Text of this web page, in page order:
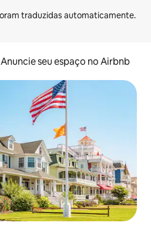
Anuncie seu espaço no Airbnb